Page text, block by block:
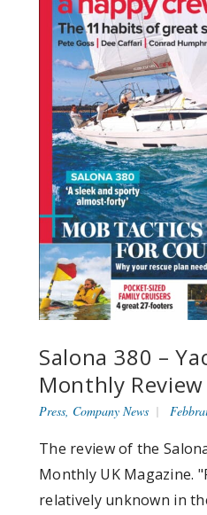
Salona 380 –
Monthly Review
Press, Company News
The review of the
Monthly UK Magazine.
relatively unknown in